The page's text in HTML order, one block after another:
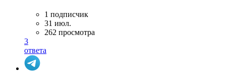
1 подписчик
31 июл.
262 просмотра
3
ответа